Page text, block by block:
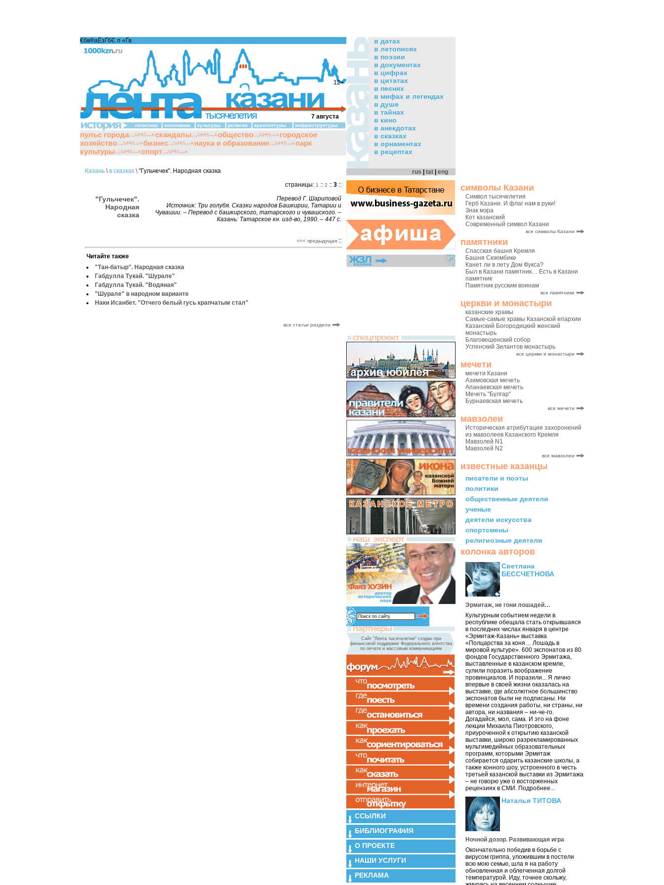
символы Казани
Символ тысячелетия
Герб Казани. И флаг нам в руки!
Знак мэра
Кот казанский
Современный символ Казани
все символы Казани
памятники
Спасская башня Кремля
Башня Сююмбике
Канет ли в лету Дом Фукса?
Был в Казани памятник… Есть в Казани
памятник
Памятник русским воинам
все памятники
церкви и монастыри
казанские храмы
Самые-самые храмы Казанской епархии
Казанский Богородицкий женский
монастырь
Благовещенский собор
Успенский Зилантов монастырь
все церкви и монастыри
мечети
мечети Казани
Азимовская мечеть
Апанаевская мечеть
Мечеть "Булгар"
Бурнаевская мечеть
все мечети
мавзолеи
Историческая атрибутация захоронений
из мавзолеев Казанского Кремля
Мавзолей N1
Мавзолей N2
все мавзолеи
известные казанцы
писатели и поэты
политики
общественные деятели
ученые
деятели искусства
спортсмены
религиозные деятели
колонка авторов
Светлана
БЕССЧЕТНОВА
Эрмитаж, не гони лошадей…
Культурным событием недели в
республике обещала стать открывшаяся
в последних числах января в центре
«Эрмитаж-Казань» выставка
«Полцарства за коня… Лошадь в
мировой культуре». 600 экспонатов из 80
фондов Государственного Эрмитажа,
выставленные в казанском кремле,
сулили поразить воображение
провинциалов. И поразили... Я лично
впервые в своей жизни оказалась на
выставке, где абсолютное большинство
экспонатов были не подписаны. Ни
времени создания работы, ни страны, ни
автора, ни названия – ни-че-го.
Догадайся, мол, сама. И это на фоне
лекции Михаила Пиотровского,
приуроченной к открытию казанской
выставки, широко разрекламированных
мультимедийных образовательных
программ, которыми Эрмитаж
собирается одарить казанские школы, а
также конного шоу, устроенного в честь
третьей казанской выставки из Эрмитажа
– не говорю уже о восторженных
рецензиях в СМИ. Подробнее...
Наталья ТИТОВА
Ночной дозор. Развивающая игра
Окончательно победив в борьбе с
вирусом гриппа, уложившим в постели
всю мою семью, шла я на работу
обновленная и облегченная долгой
температурой. Иду, точнее скольжу,
12+
€бв®аЁзҐбЄ п «Ґ­в
7 августа
политики экономики культуры религии архитектуры инфраструктуры
пульс города скандалы общество
городское
хозяйство
бизнес наука и образование
парк
культуры
спорт
Казань \ в сказках \"Гульчечек". Народная сказка
страницы: 1 :: 2 :: 3 ::
"Гульчечек".
Народная
сказка
Перевод Г. Шариповой
Источник: Три голубя. Сказки народов Башкирии, Татарии и
Чувашии. – Перевод с башкирского, татарского и чувашского. –
Казань: Татарское кн. изд-во, 1990. – 447 с.
<<< предыдущая ::
Читайте также
"Тан-батыр". Народная сказка
Габдулла Тукай. "Шурале"
Габдулла Тукай. "Водяная"
"Шурале" в народном варианте
Наки Исанбет. "Отчего белый гусь крапчатым стал"
все статьи раздела
в датах
в летописях
в поэзии
в документах
в цифрах
в цитатах
в песнях
в мифах и легендах
в душе
в тайнах
в кино
в анекдотах
в сказках
в орнаментах
в рецептах
rus tat eng
Сайт "Лента тысячелетия" создан при
финансовой поддержке Федерального агентства
по печати и массовым коммуникациям
ССЫЛКИ
БИБЛИОГРАФИЯ
О ПРОЕКТЕ
НАШИ УСЛУГИ
РЕКЛАМА